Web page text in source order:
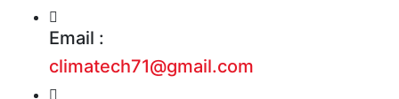
Email :
climatech71@gmail.com